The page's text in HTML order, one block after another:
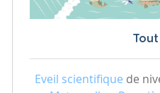
Eveil scientifique de